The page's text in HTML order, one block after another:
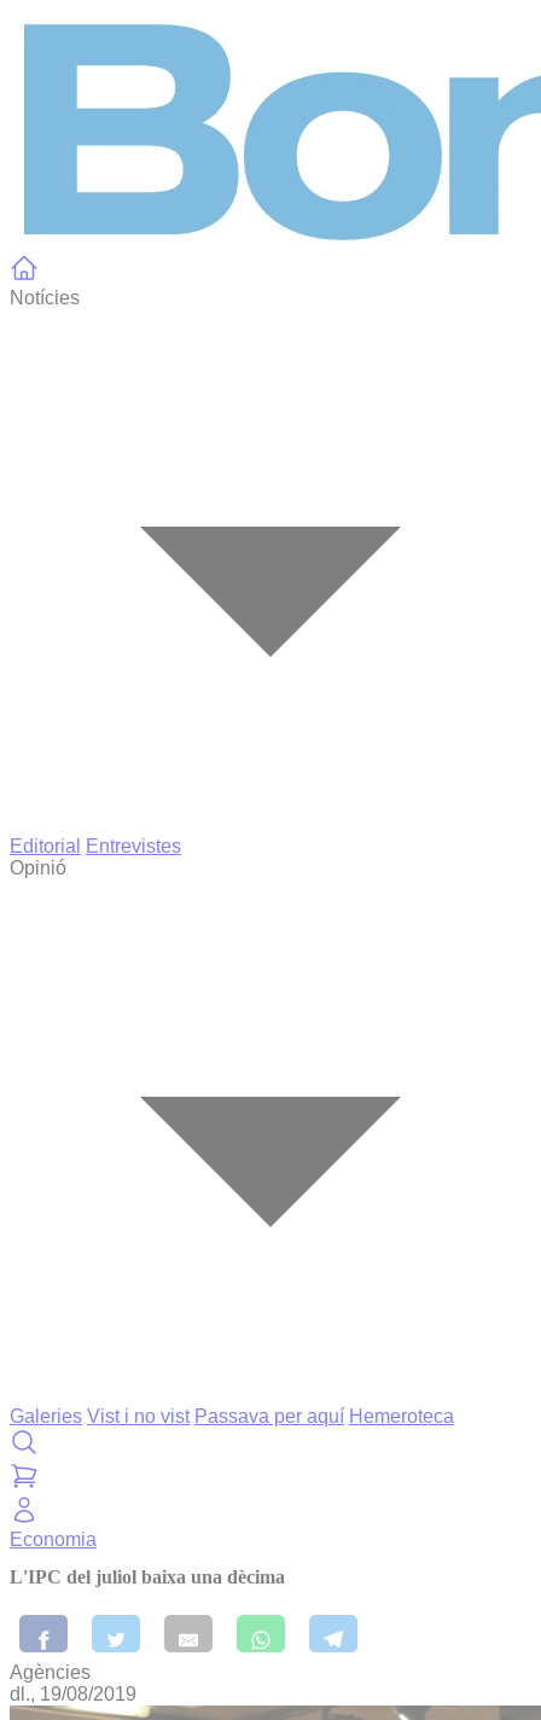
Notícies
Editorial
Entrevistes
Opinió
Galeries Vist i no vist Passava per aquí Hemeroteca
Economia
L'IPC del juliol baixa una dècima
Agències
dl., 19/08/2019